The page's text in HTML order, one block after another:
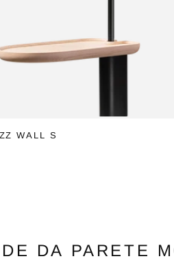
WALL S
DA PARETE